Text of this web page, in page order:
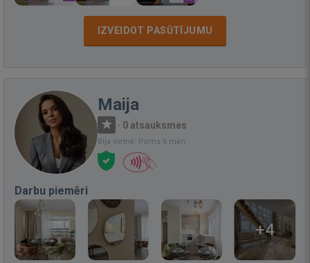
IZVEIDOT PASŪTĪJUMU
Maija
· 0 atsauksmes
Bija vietnē: Pirms 6 mēn.
Darbu piemēri
+4